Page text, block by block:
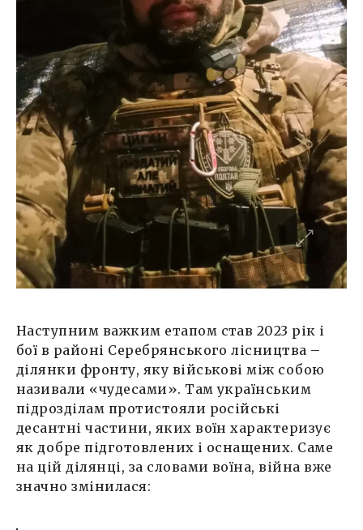
Наступним важким етапом став 2023 рік і
бої в районі Серебрянського лісництва –
ділянки фронту, яку військові між собою
називали «чудесами». Там українським
підрозділам протистояли російські
десантні частини, яких воїн характеризує
як добре підготовлених і оснащених. Саме
на цій ділянці, за словами воїна, війна вже
значно змінилася: